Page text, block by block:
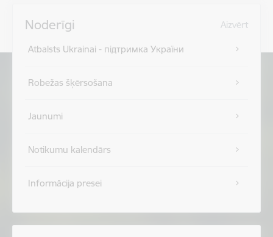
Noderīgi Aizvērt
Atbalsts Ukrainai - підтримка України
Robežas šķērsošana
Jaunumi
Notikumu kalendārs
Informācija presei